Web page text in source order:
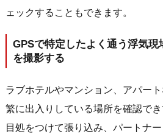
ェックすることもできます。
GPSで特定したよく通う浮気現
を撮影する
ラブホテルやマンション、アパー
繁に出入りしている場所を確認で
目処をつけて張り込み、パートナ